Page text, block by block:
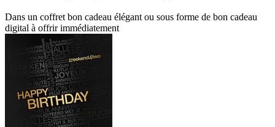
Dans un coffret bon cadeau élégant ou sous forme de bon cadeau
digital à offrir immédiatement